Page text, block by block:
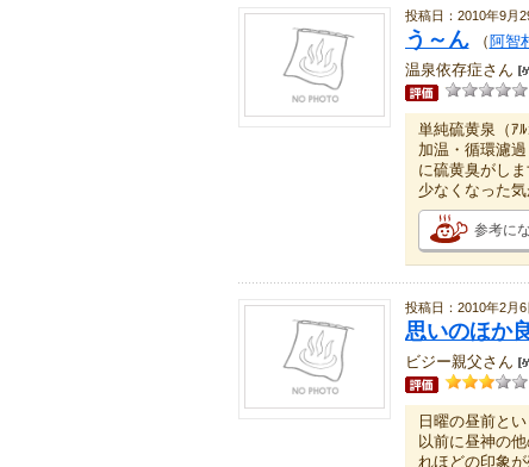
投稿日：2010年9月
う～ん（ 阿智
温泉依存症さん
単純硫黄泉（ｱﾙ
加温・循環濾
に硫黄臭がし
少なくなった気
参考に
投稿日：2010年2月6
思いのほか
ビジー親父さん
日曜の昼前と
以前に昼神の
れほどの印象が